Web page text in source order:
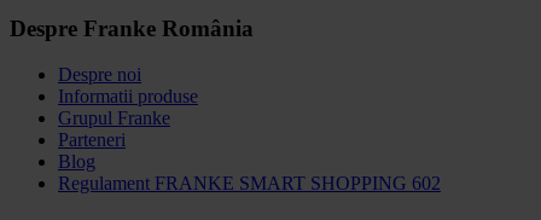
Despre Franke România
Despre noi
Informatii produse
Grupul Franke
Parteneri
Blog
Regulament FRANKE SMART SHOPPING 602